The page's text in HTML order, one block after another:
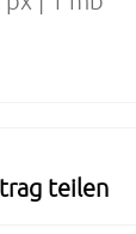
teilen